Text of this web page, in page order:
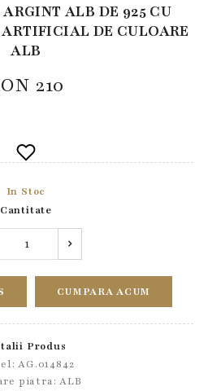
ALB DE 925 CU
DE CULOARE
ALB
210
In Stoc
Cantitate
CUMPARA ACUM
Produs
AG.014842
piatra: ALB